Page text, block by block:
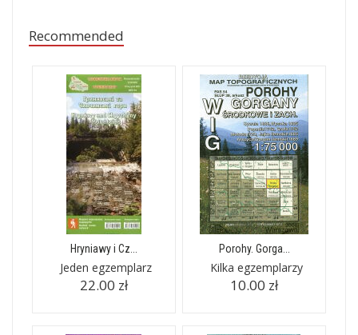
Recommended
Hryniawy i Cz...
Jeden egzemplarz
22.00 zł
Porohy. Gorga...
Kilka egzemplarzy
10.00 zł